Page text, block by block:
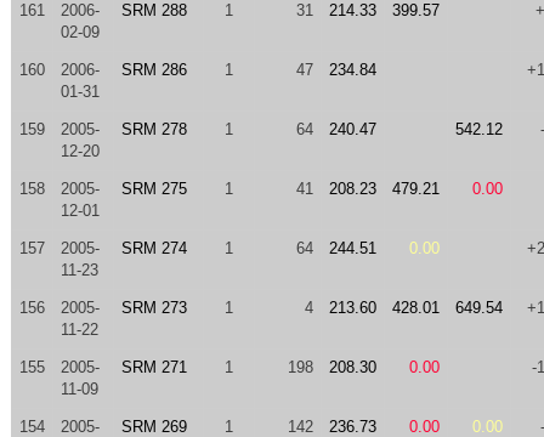
161
2006-
02-09
SRM 288 1 31 214.33 399.57
160
2006-
01-31
SRM 286 1 47 234.84
159
2005-
12-20
SRM 278 1 64 240.47 542.12
158
2005-
12-01
SRM 275 1 41 208.23 479.21 0.00
157
2005-
11-23
SRM 274 1 64 244.51 0.00
156
2005-
11-22
SRM 273 1 4 213.60 428.01 649.54
155
2005-
11-09
SRM 271 1 198 208.30 0.00 -
154
2005-
SRM 269 1 142 236.73 0.00 0.00